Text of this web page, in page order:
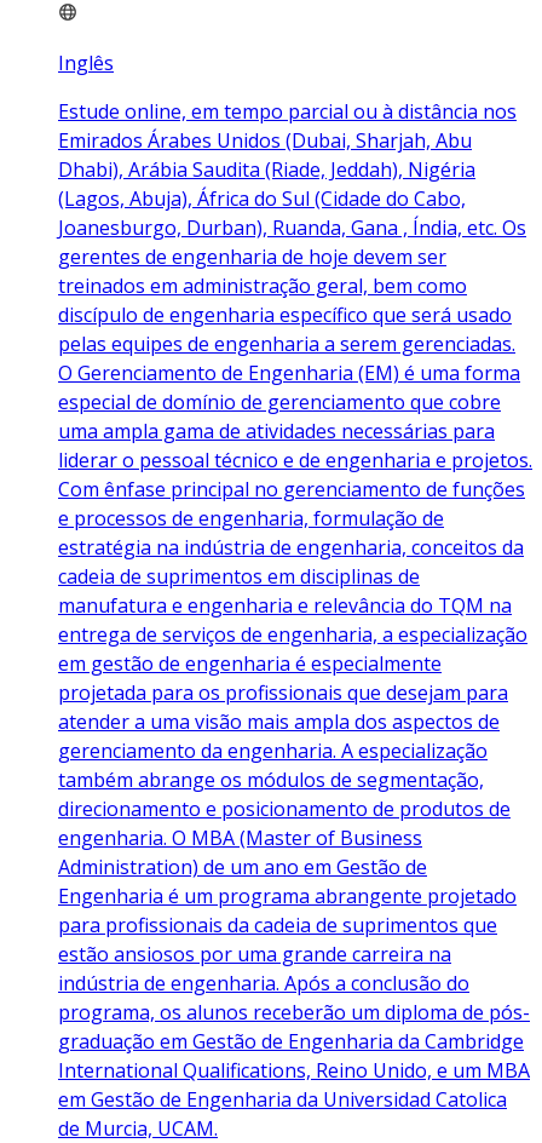
Inglês
Estude online, em tempo parcial ou à distância nos
Emirados Árabes Unidos (Dubai, Sharjah, Abu
Dhabi), Arábia Saudita (Riade, Jeddah), Nigéria
(Lagos, Abuja), África do Sul (Cidade do Cabo,
Joanesburgo, Durban), Ruanda, Gana , Índia, etc. Os
gerentes de engenharia de hoje devem ser
treinados em administração geral, bem como
discípulo de engenharia específico que será usado
pelas equipes de engenharia a serem gerenciadas.
O Gerenciamento de Engenharia (EM) é uma forma
especial de domínio de gerenciamento que cobre
uma ampla gama de atividades necessárias para
liderar o pessoal técnico e de engenharia e projetos.
Com ênfase principal no gerenciamento de funções
e processos de engenharia, formulação de
estratégia na indústria de engenharia, conceitos da
cadeia de suprimentos em disciplinas de
manufatura e engenharia e relevância do TQM na
entrega de serviços de engenharia, a especialização
em gestão de engenharia é especialmente
projetada para os profissionais que desejam para
atender a uma visão mais ampla dos aspectos de
gerenciamento da engenharia. A especialização
também abrange os módulos de segmentação,
direcionamento e posicionamento de produtos de
engenharia. O MBA (Master of Business
Administration) de um ano em Gestão de
Engenharia é um programa abrangente projetado
para profissionais da cadeia de suprimentos que
estão ansiosos por uma grande carreira na
indústria de engenharia. Após a conclusão do
programa, os alunos receberão um diploma de pós-
graduação em Gestão de Engenharia da Cambridge
International Qualifications, Reino Unido, e um MBA
em Gestão de Engenharia da Universidad Catolica
de Murcia, UCAM.